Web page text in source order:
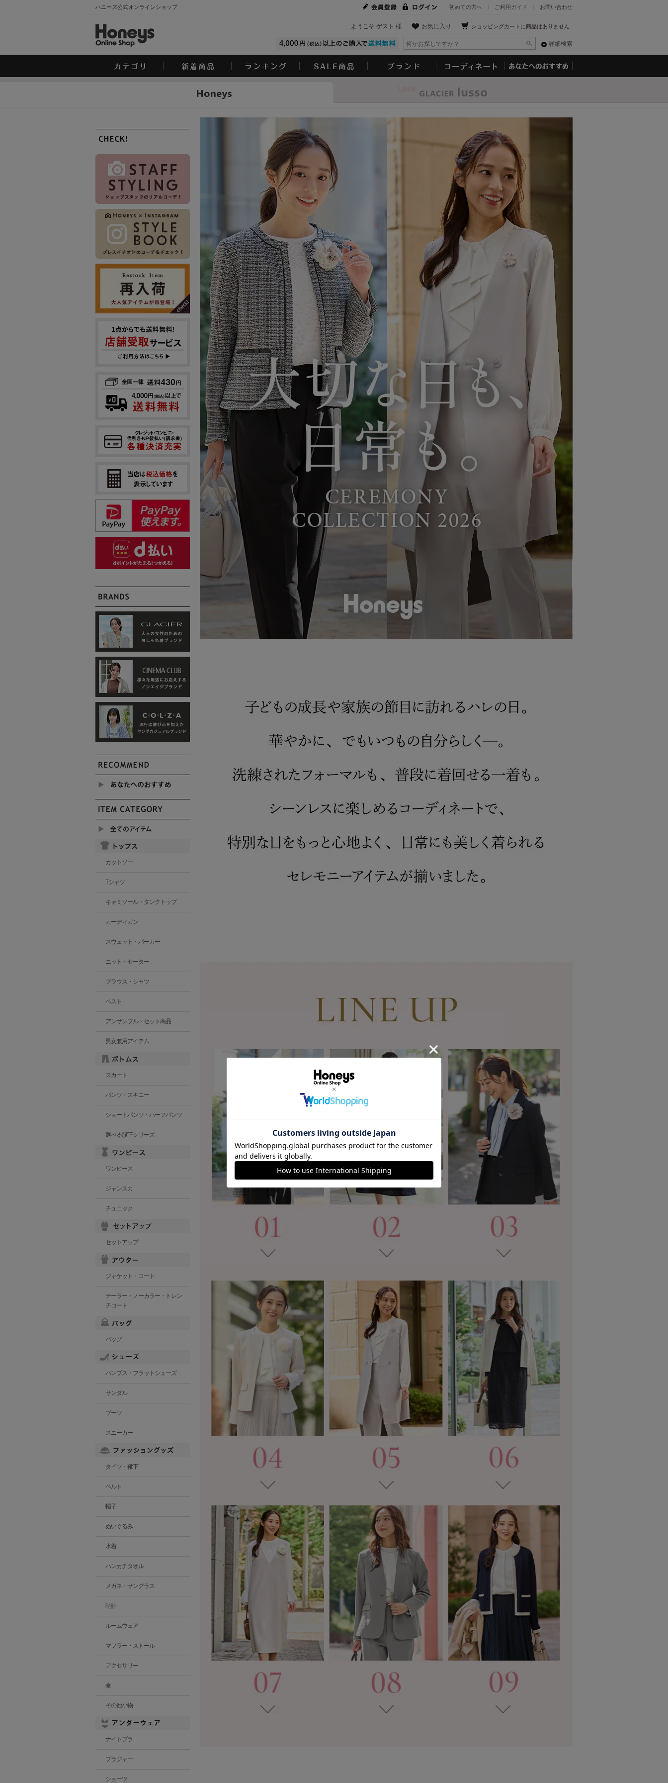
ハニーズ公式オンラインショップ お問い合わせ
ご利用ガイド
初めての方へ
ショッピングカートに商品はありません
お気に入り
ようこそ ゲスト 様
詳細検索
カットソー
Tシャツ
キャミソール・タンクトップ
カーディガン
スウェット・パーカー
ニット・セーター
ブラウス・シャツ
ベスト
アンサンブル・セット商品
男女兼用アイテム
スカート
パンツ・スキニー
ショートパンツ・ハーフパンツ
選べる股下シリーズ
ワンピース
ジャンスカ
チュニック
セットアップ
ジャケット・コート
テーラー・ノーカラー・トレン
チコート
バッグ
パンプス・フラットシューズ
サンダル
ブーツ
スニーカー
タイツ・靴下
ベルト
帽子
ぬいぐるみ
水着
ハンカチタオル
メガネ・サングラス
時計
ルームウェア
マフラー・ストール
アクセサリー
傘
その他小物
ナイトブラ
ブラジャー
ショーツ